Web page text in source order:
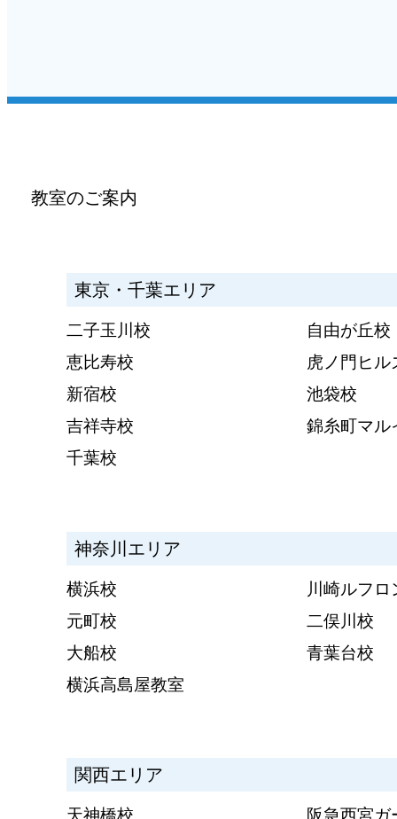
教室のご案内
東京・千葉エリア
二子玉川校
自由が丘校
恵比寿校
虎ノ門ヒル
新宿校
池袋校
吉祥寺校
錦糸町マル
千葉校
神奈川エリア
横浜校
川崎ルフロ
元町校
二俣川校
大船校
青葉台校
横浜高島屋教室
関西エリア
天神橋校
阪急西宮ガ